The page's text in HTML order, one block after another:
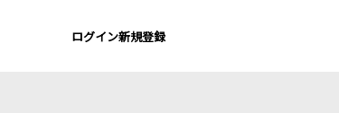
ログイン新規登録